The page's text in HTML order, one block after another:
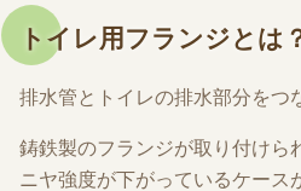
トイレ用フランジとは
排水管とトイレの排水部分をつ
鋳鉄製のフランジが取り付けら
ニヤ強度が下がっているケース